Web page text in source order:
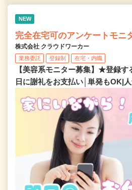
NEW
完全在宅可のアンケートモニ
株式会社 クラウドワーカー
業務委託 登録制 在宅・内職
【美容系モニター募集】★登録す
日に謝礼をお支払い│単発もOK|